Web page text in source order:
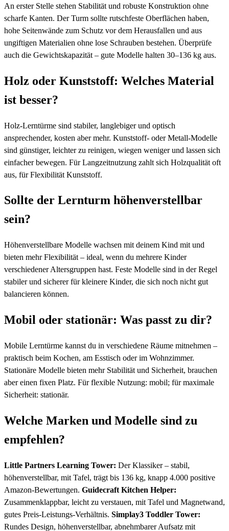
An erster Stelle stehen Stabilität und robuste Konstruktion ohne
scharfe Kanten. Der Turm sollte rutschfeste Oberflächen haben,
hohe Seitenwände zum Schutz vor dem Herausfallen und aus
ungiftigen Materialien ohne lose Schrauben bestehen. Überprüfe
auch die Gewichtskapazität – gute Modelle halten 30–136 kg aus.
Holz oder Kunststoff: Welches Material
ist besser?
Holz-Lerntürme sind stabiler, langlebiger und optisch
ansprechender, kosten aber mehr. Kunststoff- oder Metall-Modelle
sind günstiger, leichter zu reinigen, wiegen weniger und lassen sich
einfacher bewegen. Für Langzeitnutzung zahlt sich Holzqualität oft
aus, für Flexibilität Kunststoff.
Sollte der Lernturm höhenverstellbar
sein?
Höhenverstellbare Modelle wachsen mit deinem Kind mit und
bieten mehr Flexibilität – ideal, wenn du mehrere Kinder
verschiedener Altersgruppen hast. Feste Modelle sind in der Regel
stabiler und sicherer für kleinere Kinder, die sich noch nicht gut
balancieren können.
Mobil oder stationär: Was passt zu dir?
Mobile Lerntürme kannst du in verschiedene Räume mitnehmen –
praktisch beim Kochen, am Esstisch oder im Wohnzimmer.
Stationäre Modelle bieten mehr Stabilität und Sicherheit, brauchen
aber einen fixen Platz. Für flexible Nutzung: mobil; für maximale
Sicherheit: stationär.
Welche Marken und Modelle sind zu
empfehlen?
Little Partners Learning Tower: Der Klassiker – stabil,
höhenverstellbar, mit Tafel, trägt bis 136 kg, knapp 4.000 positive
Amazon-Bewertungen. Guidecraft Kitchen Helper:
Zusammenklappbar, leicht zu verstauen, mit Tafel und Magnetwand,
gutes Preis-Leistungs-Verhältnis. Simplay3 Toddler Tower:
Rundes Design, höhenverstellbar, abnehmbarer Aufsatz mit